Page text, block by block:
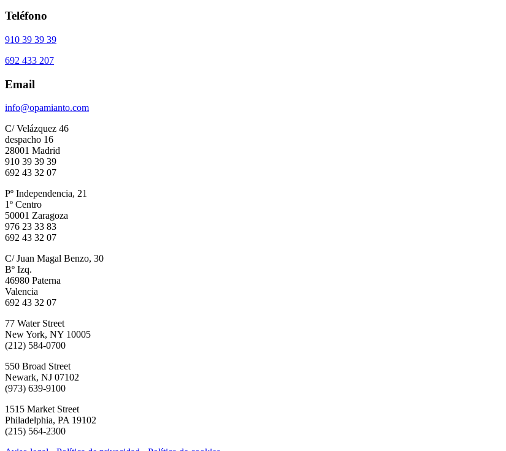
Teléfono
910 39 39 39
692 433 207
Email
info@opamianto.com
C/ Velázquez 46
despacho 16
28001 Madrid
910 39 39 39
692 43 32 07
Pº Independencia, 21
1º Centro
50001 Zaragoza
976 23 33 83
692 43 32 07
C/ Juan Magal Benzo, 30
Bº Izq.
46980 Paterna
Valencia
692 43 32 07
77 Water Street
New York, NY 10005
(212) 584-0700
550 Broad Street
Newark, NJ 07102
(973) 639-9100
1515 Market Street
Philadelphia, PA 19102
(215) 564-2300